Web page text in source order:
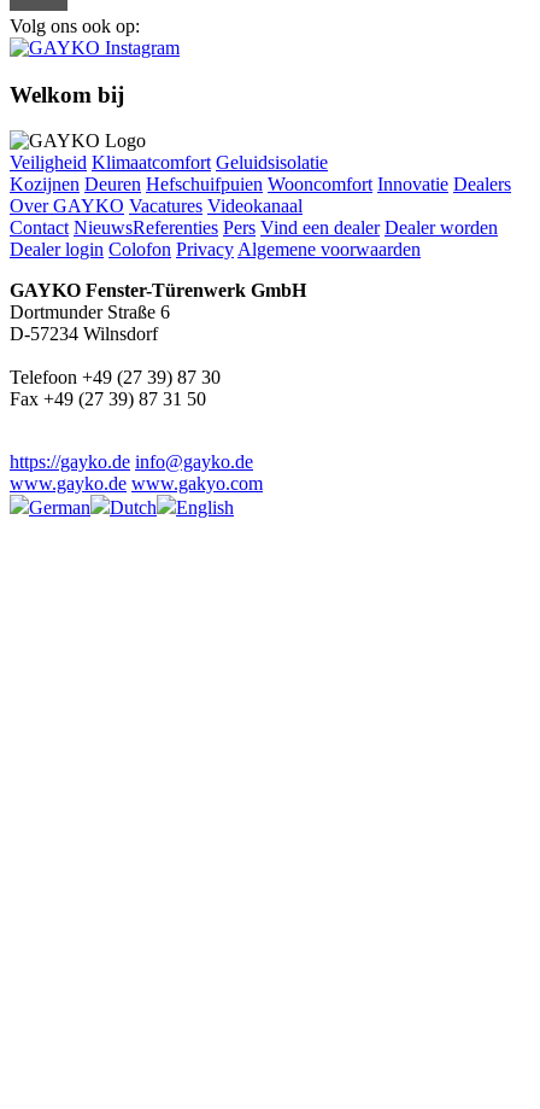
Volg ons ook op:
Welkom bij
Veiligheid Klimaatcomfort Geluidsisolatie
Kozijnen Deuren Hefschuifpuien Wooncomfort Innovatie Dealers
Over GAYKO Vacatures Videokanaal
Contact NieuwsReferenties Pers Vind een dealer Dealer worden
Dealer login Colofon Privacy Algemene voorwaarden
GAYKO Fenster-Türenwerk GmbH
Dortmunder Straße 6
D-57234 Wilnsdorf
Telefoon +49 (27 39) 87 30
Fax +49 (27 39) 87 31 50
https://gayko.de info@gayko.de
www.gayko.de www.gakyo.com
German
Dutch English